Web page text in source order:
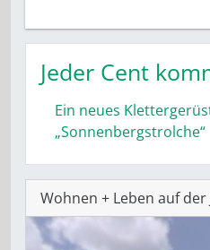
Jeder Cent
Ein neues
„Sonnenbergstrolche“
Wohnen + Leben auf